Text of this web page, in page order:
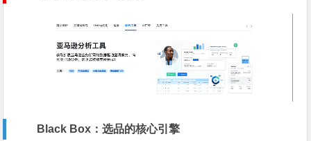
Black Box：选品的核心引擎